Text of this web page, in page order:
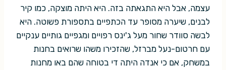
עצמה, אבל היא התגאתה בזה. היא היתה מוצקה, כמו קיר
לבנים, שיערה מסופר עד הכתפיים בתספורת פשוטה. היא
לבשה סוודר שחור מעל ג'ינס רפויים ומגפיים גותיים ענקיים
עם חרטום-נעל מברזל, שהזכירו משהו שרואים בחנות
במשחק, אם כי אנדה היתה די בטוחה שהם באו מחנות